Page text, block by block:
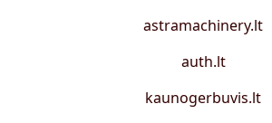
astramachinery.lt
auth.lt
kaunogerbuvis.lt